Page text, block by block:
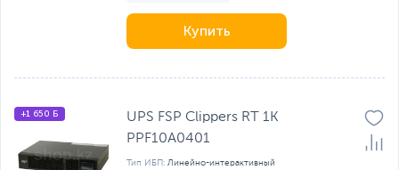
Купить
+1 650 Б
UPS FSP Clippers RT 1K
PPF10A0401
Тип ИБП: Линейно-интерактивный